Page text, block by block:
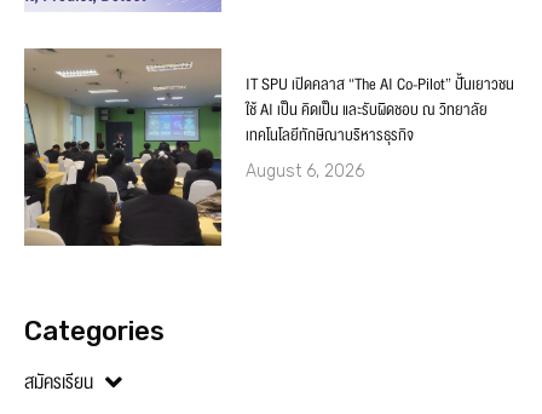
IT SPU เปิดคลาส “The AI Co-Pilot” ปั้นเยาวชน
ใช้ AI เป็น คิดเป็น และรับผิดชอบ ณ วิทยาลัย
เทคโนโลยีทักษิณาบริหารธุรกิจ
August 6, 2026
Categories
สมัครเรียน